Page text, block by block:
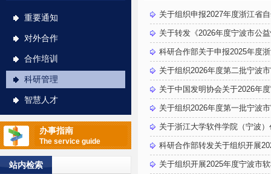
重要通知
对外合作
合作培训
科研管理
智慧人才
办事指南
The service guide
站内检索
关于组织申报2027年度浙江省
关于转发《2026年度宁波市公
科研合作部关于申报2025年度
关于组织2026年度第二批宁波
关于中国发明协会关于2026年
关于组织2026年度第一批宁波
关于浙江大学软件学院（宁波
科研合作部转发关于组织开展
关于组织开展2025年度宁波市